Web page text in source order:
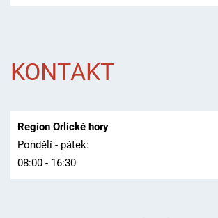
KONTAKT
Region Orlické hory
Pondělí - pátek:
08:00 - 16:30